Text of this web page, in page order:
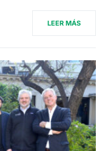
LEER MÁS